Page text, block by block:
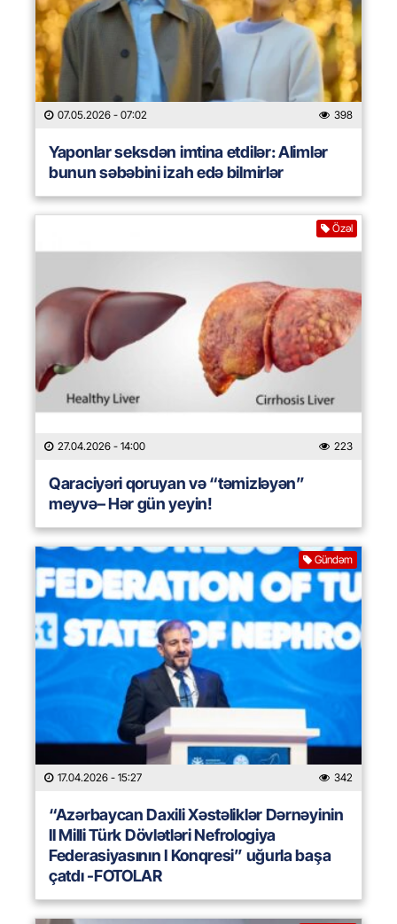
07.05.2026 - 07:02 398
Yaponlar seksdən imtina etdilər: Alimlər
bunun səbəbini izah edə bilmirlər
Özəl
27.04.2026 - 14:00 223
Qaraciyəri qoruyan və “təmizləyən”
meyvə– Hər gün yeyin!
Gündəm
17.04.2026 - 15:27 342
“Azərbaycan Daxili Xəstəliklər Dərnəyinin
II Milli Türk Dövlətləri Nefrologiya
Federasiyasının I Konqresi” uğurla başa
çatdı -FOTOLAR